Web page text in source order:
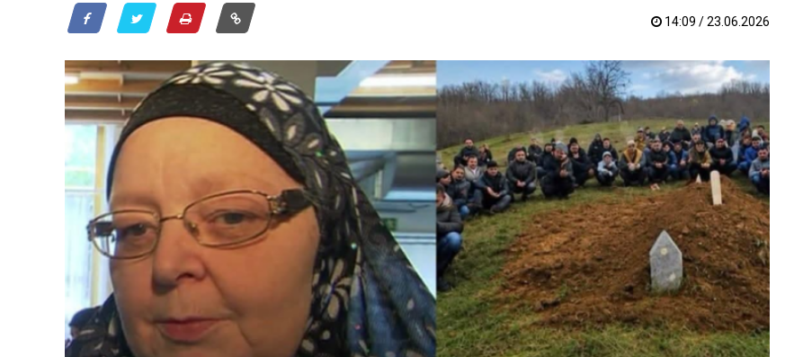
14:09 / 23.06.2026